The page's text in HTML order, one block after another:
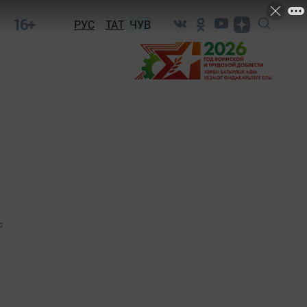
16+ РУС ТАТ ЧУВ